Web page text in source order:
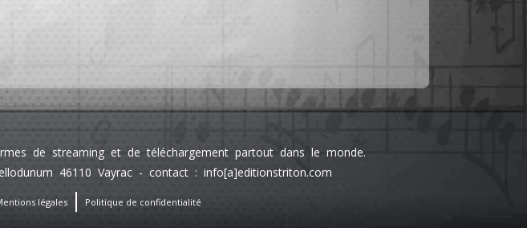
de streaming et de téléchargement partout dans le monde.
46110 Vayrac - contact : info[a]editionstriton.com
légales Politique de confidentialité